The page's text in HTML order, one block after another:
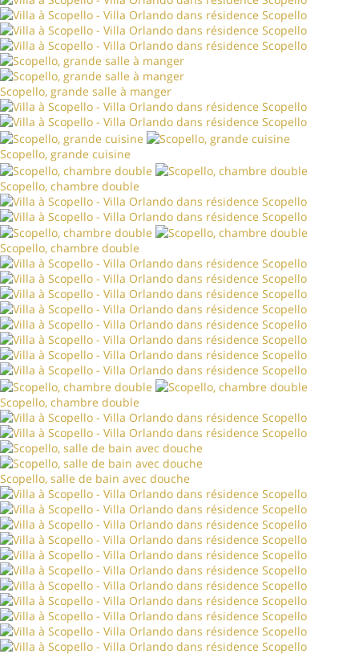
Scopello, grande salle à manger
Scopello, grande cuisine
Scopello, chambre double
Scopello, chambre double
Scopello, chambre double
Scopello, salle de bain avec douche